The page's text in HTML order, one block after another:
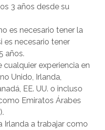
3 años desde su
es necesario tener la
es necesario tener
años.
cualquier experiencia en
Unido, Irlanda,
EE. UU. o incluso
Emiratos Árabes
Irlanda a trabajar como